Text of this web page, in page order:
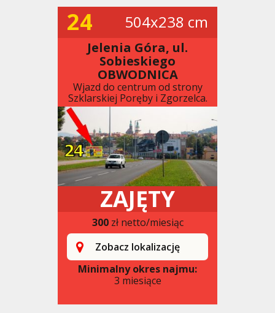
24 504x238 cm
Jelenia Góra, ul.
Sobieskiego
OBWODNICA
Wjazd do centrum od strony
Szklarskiej Poręby i Zgorzelca.
ZAJĘTY
300zł netto/miesiąc
Zobacz lokalizację
Minimalny okres najmu:
3 miesiące